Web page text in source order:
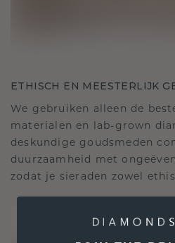
ETHISCH EN MEESTERLIJK
We gebruiken alleen de
materialen en lab-grown
deskundige goudsmeden
duurzaamheid met
zodat je sieraden zowel